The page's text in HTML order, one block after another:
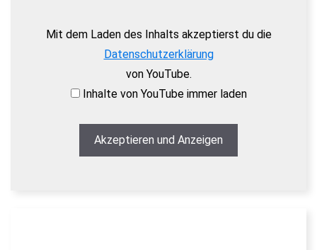
Mit dem Laden des Inhalts akzeptierst du die
Datenschutzerklärung
von YouTube.
Inhalte von YouTube immer laden
Akzeptieren und Anzeigen